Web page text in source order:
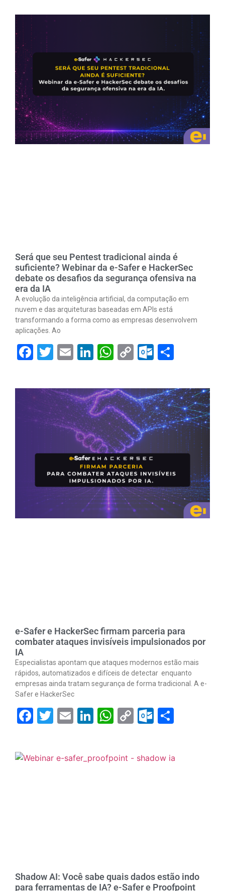
Será que seu Pentest tradicional ainda é
suficiente? Webinar da e-Safer e HackerSec
debate os desafios da segurança ofensiva na
era da IA
A evolução da inteligência artificial, da computação em
nuvem e das arquiteturas baseadas em APIs está
transformando a forma como as empresas desenvolvem
aplicações. Ao
Facebook
Twitter
EmailLinkedIn
WhatsApp
Copy
e-Safer e HackerSec firmam parceria para
combater ataques invisíveis impulsionados por
IA
Especialistas apontam que ataques modernos estão mais
rápidos, automatizados e difíceis de detectar enquanto
empresas ainda tratam segurança de forma tradicional. A e-
Safer e HackerSec
Facebook
Twitter
EmailLinkedIn
WhatsApp
Copy
Shadow AI: Você sabe quais dados estão indo
para ferramentas de IA? e-Safer e Proofpoint